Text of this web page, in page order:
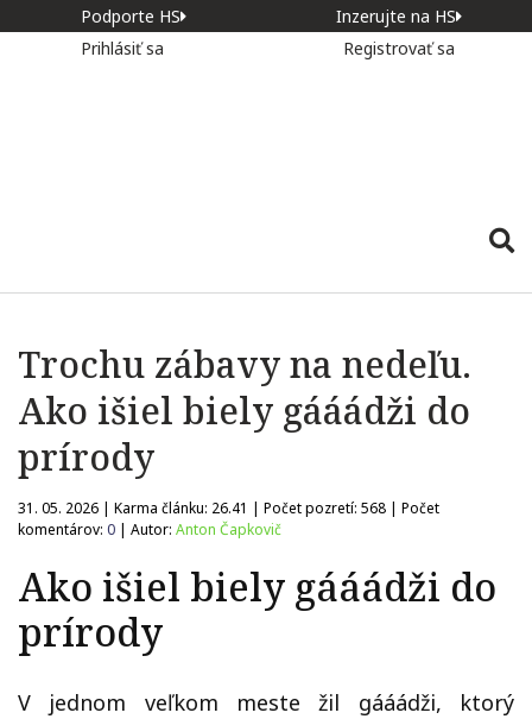
Podporte HS
Inzerujte na HS
Prihlásiť sa
Registrovať sa
Trochu zábavy na nedeľu.
Ako išiel biely gááádži do
prírody​
31. 05. 2026 | Karma článku: 26.41 | Počet pozretí: 568 | Počet
komentárov: 0 | Autor: Anton Čapkovič
Ako išiel biely gááádži do
prírody​
V jednom veľkom meste žil gááádži, ktorý